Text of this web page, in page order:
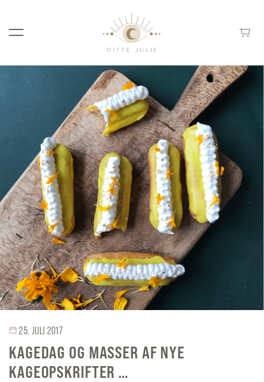
25. JULI 2017
KAGEDAG OG MASSER AF NYE
KAGEOPSKRIFTER …